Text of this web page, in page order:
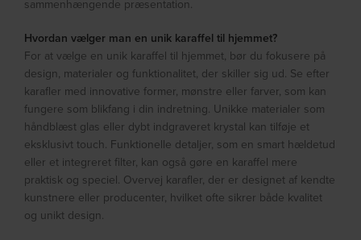
sammenhængende præsentation.
Hvordan vælger man en unik karaffel til hjemmet?
For at vælge en unik karaffel til hjemmet, bør du fokusere på
design, materialer og funktionalitet, der skiller sig ud. Se efter
karafler med innovative former, mønstre eller farver, som kan
fungere som blikfang i din indretning. Unikke materialer som
håndblæst glas eller dybt indgraveret krystal kan tilføje et
eksklusivt touch. Funktionelle detaljer, som en smart hældetud
eller et integreret filter, kan også gøre en karaffel mere
praktisk og speciel. Overvej karafler, der er designet af kendte
kunstnere eller producenter, hvilket ofte sikrer både kvalitet
og unikt design.